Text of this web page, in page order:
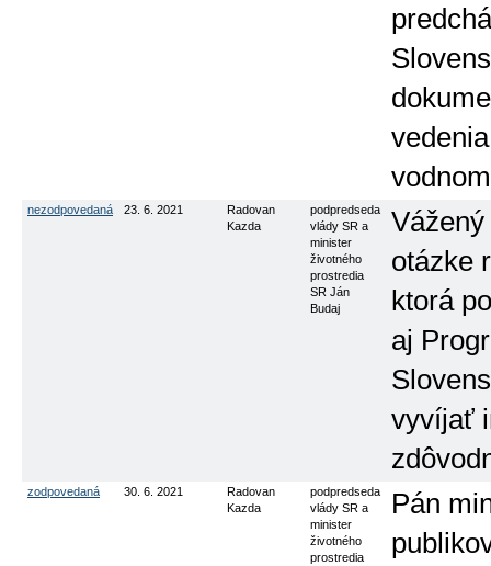
nezodpovedaná 23. 6. 2021
Radovan
Kazda
podpredseda
vlády SR a
minister
životného
prostredia
SR Ján
Budaj
otázke
ktorá
aj
vyvíjať
zodpovedaná 30. 6. 2021
Radovan
Kazda
podpredseda
vlády SR a
minister
životného
prostredia
Pán